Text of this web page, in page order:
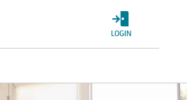
LOGIN